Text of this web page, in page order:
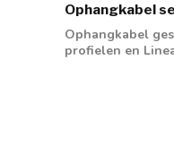
Ophangkabel
Ophangkabel
profielen en